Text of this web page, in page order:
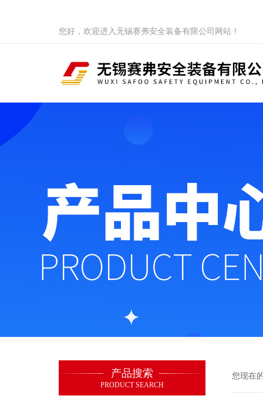
您好，欢迎进入无锡赛弗安全装备有限公司网站！
产品搜索
PRODUCT SEARCH
您现在